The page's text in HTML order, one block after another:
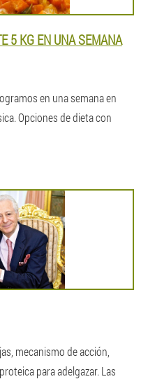
5 KG EN UNA SEMANA
en una semana en
Opciones de dieta con
mecanismo de acción,
para adelgazar. Las